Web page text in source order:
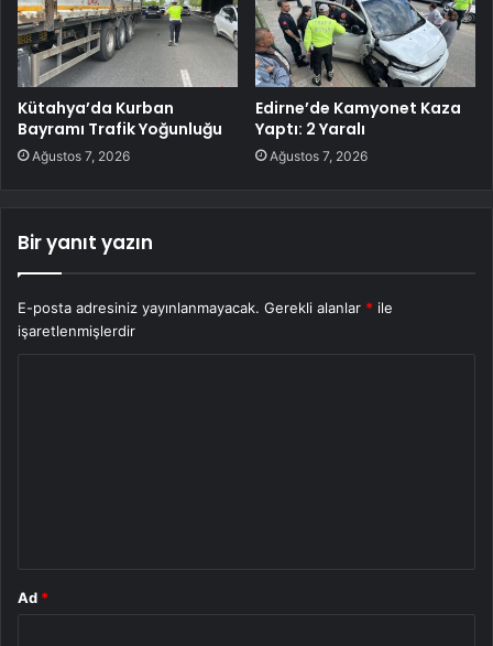
Kütahya’da Kurban
Bayramı Trafik Yoğunluğu
Ağustos 7, 2026
Edirne’de Kamyonet Kaza
Yaptı: 2 Yaralı
Ağustos 7, 2026
Bir yanıt yazın
E-posta adresiniz yayınlanmayacak. Gerekli alanlar * ile
işaretlenmişlerdir
Ad *